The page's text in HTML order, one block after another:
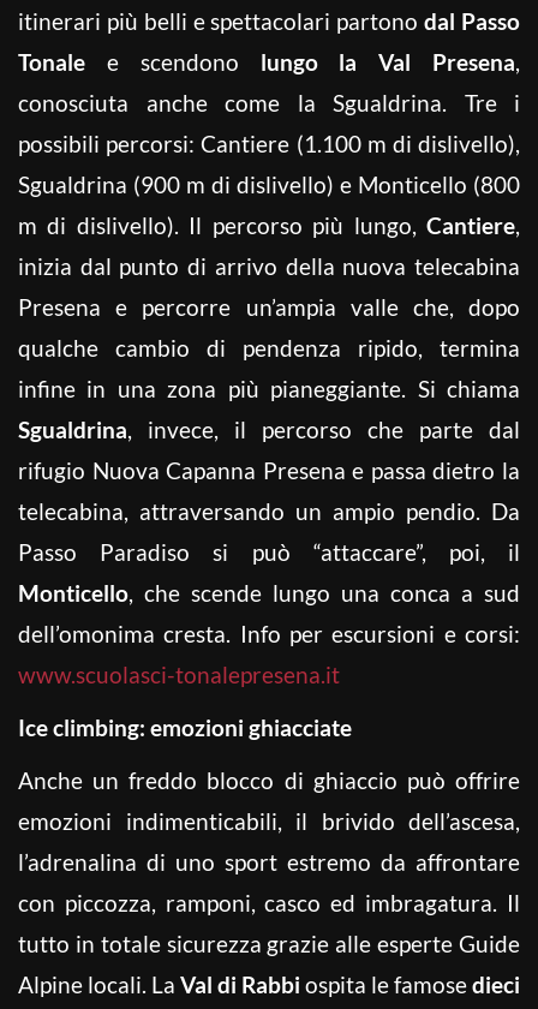
itinerari più belli e spettacolari partonodal Passo
Tonale e scendono lungo la Val Presena,
conosciuta anche come la Sgualdrina. Tre i
possibili percorsi: Cantiere (1.100 m di dislivello),
Sgualdrina (900 m di dislivello) e Monticello (800
m di dislivello). Il percorso più lungo, Cantiere,
inizia dal punto di arrivo della nuova telecabina
Presena e percorre un’ampia valle che, dopo
qualche cambio di pendenza ripido, termina
infine in una zona più pianeggiante. Si chiama
Sgualdrina, invece, il percorso che parte dal
rifugio Nuova Capanna Presena e passa dietro la
telecabina, attraversando un ampio pendio. Da
Passo Paradiso si può “attaccare”, poi, il
Monticello, che scende lungo una conca a sud
dell’omonima cresta. Info per escursioni e corsi:
www.scuolasci-tonalepresena.it
Ice climbing: emozioni ghiacciate
Anche un freddo blocco di ghiaccio può offrire
emozioni indimenticabili, il brivido dell’ascesa,
l’adrenalina di uno sport estremo da affrontare
con piccozza, ramponi, casco ed imbragatura. Il
tutto in totale sicurezza grazie alle esperte Guide
Alpine locali. La Val di Rabbi ospita le famosedieci